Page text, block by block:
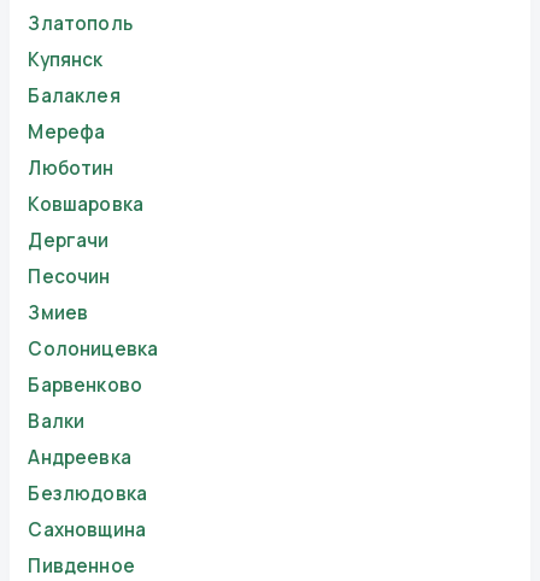
Златополь
Купянск
Балаклея
Мерефа
Люботин
Ковшаровка
Дергачи
Песочин
Змиев
Солоницевка
Барвенково
Валки
Андреевка
Безлюдовка
Сахновщина
Пивденное